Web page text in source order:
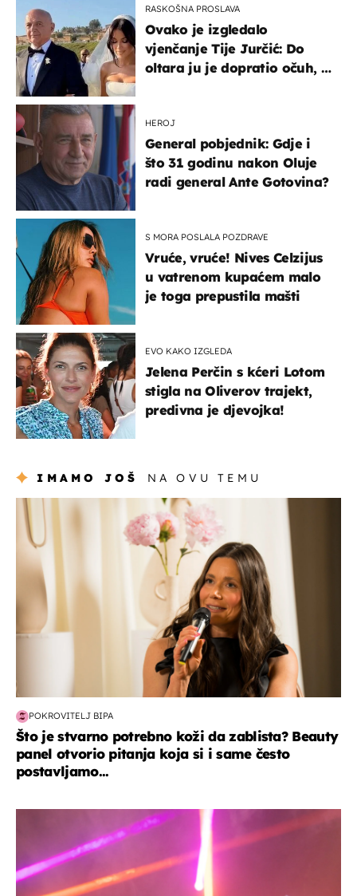
RASKOŠNA PROSLAVA
Ovako je izgledalo
vjenčanje Tije Jurčić: Do
oltara ju je dopratio očuh, a
HEROJ
General pobjednik: Gdje i
što 31 godinu nakon Oluje
radi general Ante Gotovina?
S MORA POSLALA POZDRAVE
Vruće, vruće! Nives Celzijus
u vatrenom kupaćem malo
je toga prepustila mašti
EVO KAKO IZGLEDA
Jelena Perčin s kćeri Lotom
stigla na Oliverov trajekt,
predivna je djevojka!
IMAMO JOŠ NA OVU TEMU
moda & ljepota
POKROVITELJ BIPA
Što je stvarno potrebno koži da zablista? Beauty
panel otvorio pitanja koja si i same često
postavljamo...